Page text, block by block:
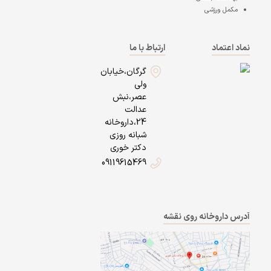
مکمل ورزشی
نماد اعتماد
ارتباط با ما
گرگان،خیابان
ولی
عصر،نبش
عدالت
24،داروخانه
شبانه روزی
دکتر خوری
09119615469
آدرس داروخانه روی نقشه